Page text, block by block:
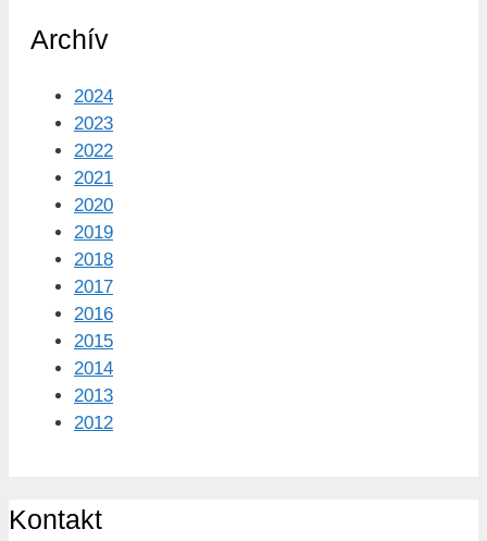
Archív
2024
2023
2022
2021
2020
2019
2018
2017
2016
2015
2014
2013
2012
Kontakt